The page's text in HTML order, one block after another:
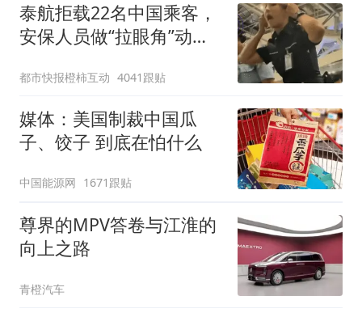
泰航拒载22名中国乘客，
安保人员做“拉眼角”动
拒绝登机决定由航司作
出；亲历者：曾承诺免费
改签但没兑现
都市快报橙柿互动 4041跟贴
媒体：美国制裁中国瓜
子、饺子 到底在怕什么
中国能源网 1671跟贴
尊界的MPV答卷与江淮的
向上之路
青橙汽车